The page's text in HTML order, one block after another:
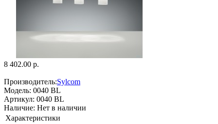
8 402.00 р.
Производитель:Sylcom
Модель: 0040 BL
Артикул: 0040 BL
Наличие: Нет в наличии
Характеристики